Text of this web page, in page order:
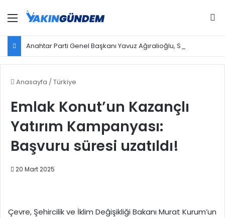
Menü
Anasayfa / Türkiye
Emlak Konut’un Kazançlı
Yatırım Kampanyası:
Başvuru süresi uzatıldı!
20 Mart 2025
Çevre, Şehircilik ve İklim Değişikliği Bakanı Murat Kurum’un